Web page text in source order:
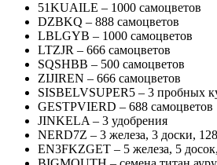
51KUAILE – 1000 самоцветов
DZBKQ – 888 самоцветов
LBLGYB – 1000 самоцветов
LTZJR – 666 самоцветов
SQSHBB – 500 самоцветов
ZIJIREN – 666 самоцветов
SISBELVSUPER5 – 3 пробных
GESTPVIERD – 688 самоцветов
JINKELA – 3 удобрения
NERD7Z – 3 железа, 3 доски,
EN3FKZGET – 5 железа, 5